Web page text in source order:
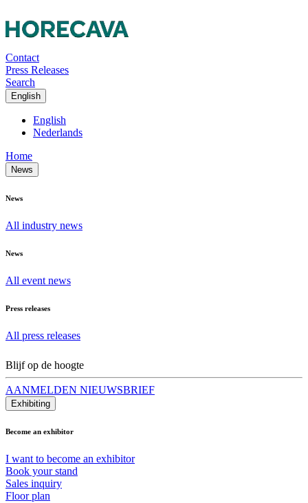
Contact
Press Releases
Search
English
English
Nederlands
Home
News
News
All industry news
News
All event news
Press releases
All press releases
Blijf op de hoogte
AANMELDEN NIEUWSBRIEF
Exhibiting
Become an exhibitor
I want to become an exhibitor
Book your stand
Sales inquiry
Floor plan